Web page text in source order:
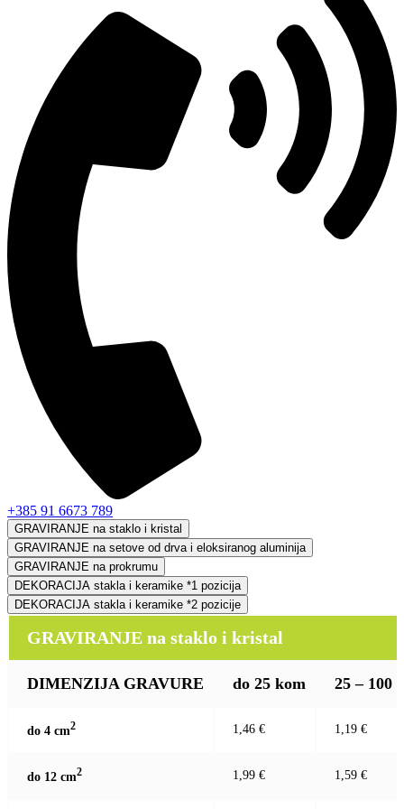
+385 91 6673 789
GRAVIRANJE na staklo i kristal
GRAVIRANJE na setove od drva i eloksiranog aluminija
GRAVIRANJE na prokrumu
DEKORACIJA stakla i keramike *1 pozicija
DEKORACIJA stakla i keramike *2 pozicije
GRAVIRANJE na staklo i kristal
DIMENZIJA GRAVURE do 25 kom 25 – 100
do 4 cm2 1,46 € 1,19 €
do 12 cm2 1,99 € 1,59 €